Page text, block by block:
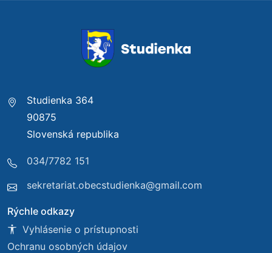
Studienka 364
90875
Slovenská republika
034/7782 151
sekretariat.obecstudienka@gmail.com
Rýchle odkazy
Vyhlásenie o prístupnosti
Ochranu osobných údajov